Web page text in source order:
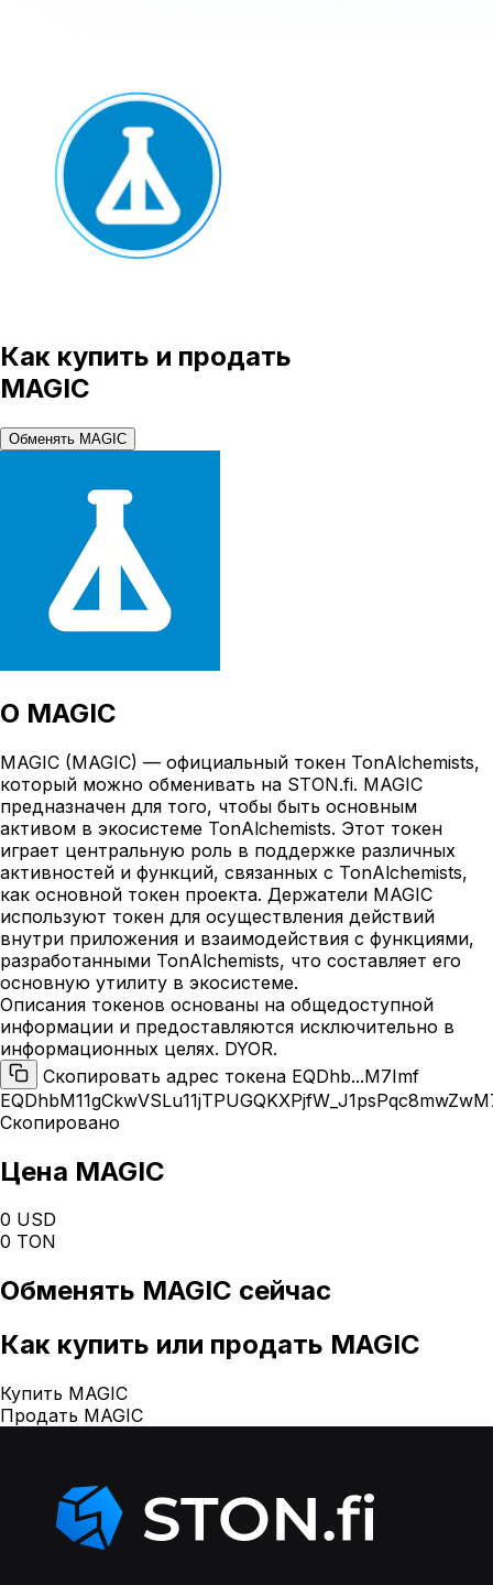
Как купить и продать
MAGIC
Обменять MAGIC
О MAGIC
MAGIC (MAGIC) — официальный токен TonAlchemists,
который можно обменивать на STON.fi. MAGIC
предназначен для того, чтобы быть основным
активом в экосистеме TonAlchemists. Этот токен
играет центральную роль в поддержке различных
активностей и функций, связанных с TonAlchemists,
как основной токен проекта. Держатели MAGIC
используют токен для осуществления действий
внутри приложения и взаимодействия с функциями,
разработанными TonAlchemists, что составляет его
основную утилиту в экосистеме.
Описания токенов основаны на общедоступной
информации и предоставляются исключительно в
информационных целях. DYOR.
Скопировать адрес токена EQDhb...M7Imf
Скопировано
Цена MAGIC
0 USD
0 TON
Обменять MAGIC сейчас
Как купить или продать MAGIC
Купить MAGIC
Продать MAGIC